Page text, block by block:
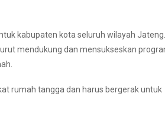
kabupaten kota seluruh wilayah Jateng.
mendukung dan mensukseskan
rumah tangga dan harus bergerak untuk